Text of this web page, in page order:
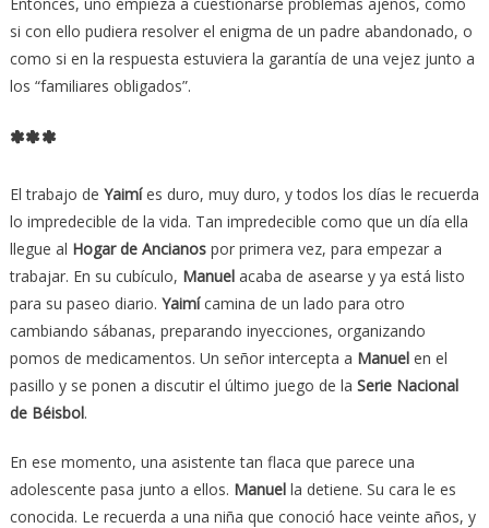
si con ello pudiera resolver el enigma de un padre abandonado, o
como si en la respuesta estuviera la garantía de una vejez junto a
los “familiares obligados”.
***
El trabajo de Yaimíes duro, muy duro, y todos los días le recuerda
lo impredecible de la vida. Tan impredecible como que un día ella
llegue al Hogar de Ancianospor primera vez, para empezar a
trabajar. En su cubículo, Manuelacaba de asearse y ya está listo
para su paseo diario. Yaimícamina de un lado para otro
cambiando sábanas, preparando inyecciones, organizando
pomos de medicamentos. Un señor intercepta a Manuelen el
pasillo y se ponen a discutir el último juego de la Serie Nacional
de Béisbol.
En ese momento, una asistente tan flaca que parece una
adolescente pasa junto a ellos. Manuella detiene. Su cara le es
conocida. Le recuerda a una niña que conoció hace veinte años, y